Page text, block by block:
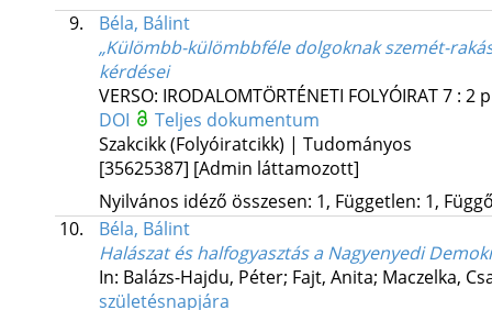
9.
Béla, Bálint
„Külömbb-külömbbféle dolgoknak szemét-
kérdései
VERSO: IRODALOMTÖRTÉNETI FOLYÓIRAT7: 2
DOI
Teljes dokumentum
Szakcikk (Folyóiratcikk) | Tudományos
[35625387] [Admin láttamozott]
Nyilvános idéző összesen: 1, Független: 1,
10.
Béla, Bálint
Halászat és halfogyasztás a Nagyenyedi
In: Balázs-Hajdu, Péter; Fajt, Anita; Maczelka,
születésnapjára